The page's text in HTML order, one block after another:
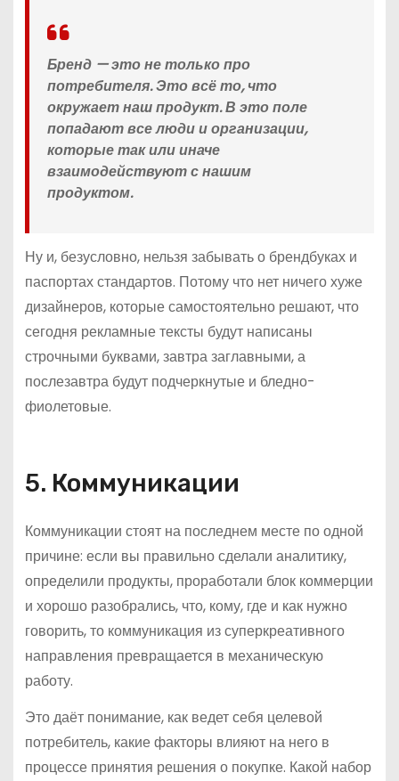
Бренд — это не только про
потребителя. Это всё то, что
окружает наш продукт. В это поле
попадают все люди и организации,
которые так или иначе
взаимодействуют с нашим
продуктом.
Ну и, безусловно, нельзя забывать о брендбуках и
паспортах стандартов. Потому что нет ничего хуже
дизайнеров, которые самостоятельно решают, что
сегодня рекламные тексты будут написаны
строчными буквами, завтра заглавными, а
послезавтра будут подчеркнутые и бледно-
фиолетовые.
5. Коммуникации
Коммуникации стоят на последнем месте по одной
причине: если вы правильно сделали аналитику,
определили продукты, проработали блок коммерции
и хорошо разобрались, что, кому, где и как нужно
говорить, то коммуникация из суперкреативного
направления превращается в механическую
работу.
Это даёт понимание, как ведет себя целевой
потребитель, какие факторы влияют на него в
процессе принятия решения о покупке. Какой набор